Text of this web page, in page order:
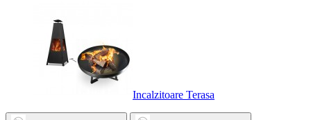
Incalzitoare Terasa